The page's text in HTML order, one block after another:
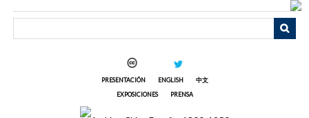
PRESENTACIÓN ENGLISH
中文
EXPOSICIONES
PRENSA